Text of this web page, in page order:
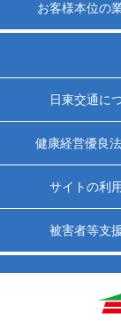
お客様本位の
日東交通に
健康経営優良
サイトの利
被害者等支